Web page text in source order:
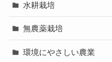
水耕栽培
無農薬栽培
環境にやさしい農業